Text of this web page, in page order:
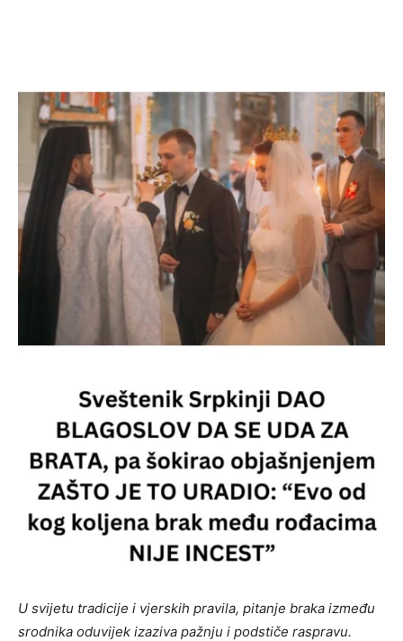
U svijetu tradicije i vjerskih pravila, pitanje braka između
srodnika oduvijek izaziva pažnju i podstiče raspravu.